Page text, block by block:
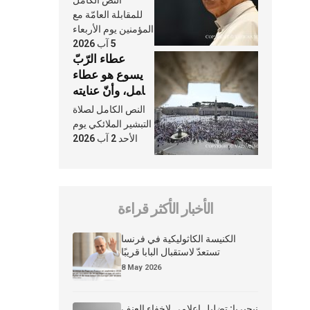
النَّفَس في حياة
الكنيسة
للمقابلة العامّة مع
المؤمنين يوم الأربعاء
5 آب 2026
عطاء الرّبّ
يسوع هو عطاء
شامل، وأنّ عنايته
بنا لا تغيب عنّا
أبدًا
النص الكامل لصلاة
التبشير الملائكي يوم
الأحد 2 آب 2026
الأخبار الأكثر قراءة
الكنيسة الكاثوليكية في فرنسا
تستعدّ لاستقبال البابا قريبًا
8 May 2026